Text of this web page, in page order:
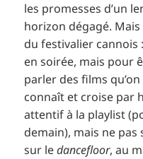
les promesses d’un
horizon dégagé. Mais
du festivalier
en soirée, mais pour
parler des films qu’on
connaît et croise par
attentif à la playlist
demain), mais ne pas
sur ledancefloor, au